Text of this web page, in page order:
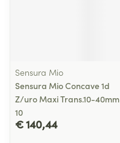
Sensura Mio
Sensura Mio Concave 1d
Z/uro Maxi Trans.10-40mm
10
€ 140,44